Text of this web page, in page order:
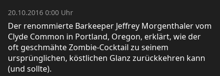
20.10.2016 0:00 Uhr
Der renommierte Barkeeper Jeffrey Morgenthaler vom
Clyde Common in Portland, Oregon, erklärt, wie der
oft geschmähte Zombie-Cocktail zu seinem
ursprünglichen, köstlichen Glanz zurückkehren kann
(und sollte).